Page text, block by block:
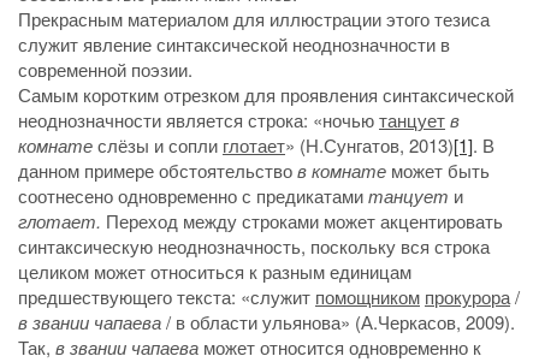
Прекрасным материалом для иллюстрации этого тезиса
служит явление синтаксической неоднозначности в
современной поэзии.
Самым коротким отрезком для проявления синтаксической
неоднозначности является строка: «ночьютанцуетв
комнатеслёзы и сопли глотает» (Н.Сунгатов, 2013)[1]. В
данном примере обстоятельствов комнате может быть
соотнесено одновременно с предикатамитанцует и
глотает. Переход между строками может акцентировать
синтаксическую неоднозначность, поскольку вся строка
целиком может относиться к разным единицам
предшествующего текста: «служит помощником прокурора/
в звании чапаева/ в области ульянова» (А.Черкасов, 2009).
Так, в звании чапаева может относится одновременно к